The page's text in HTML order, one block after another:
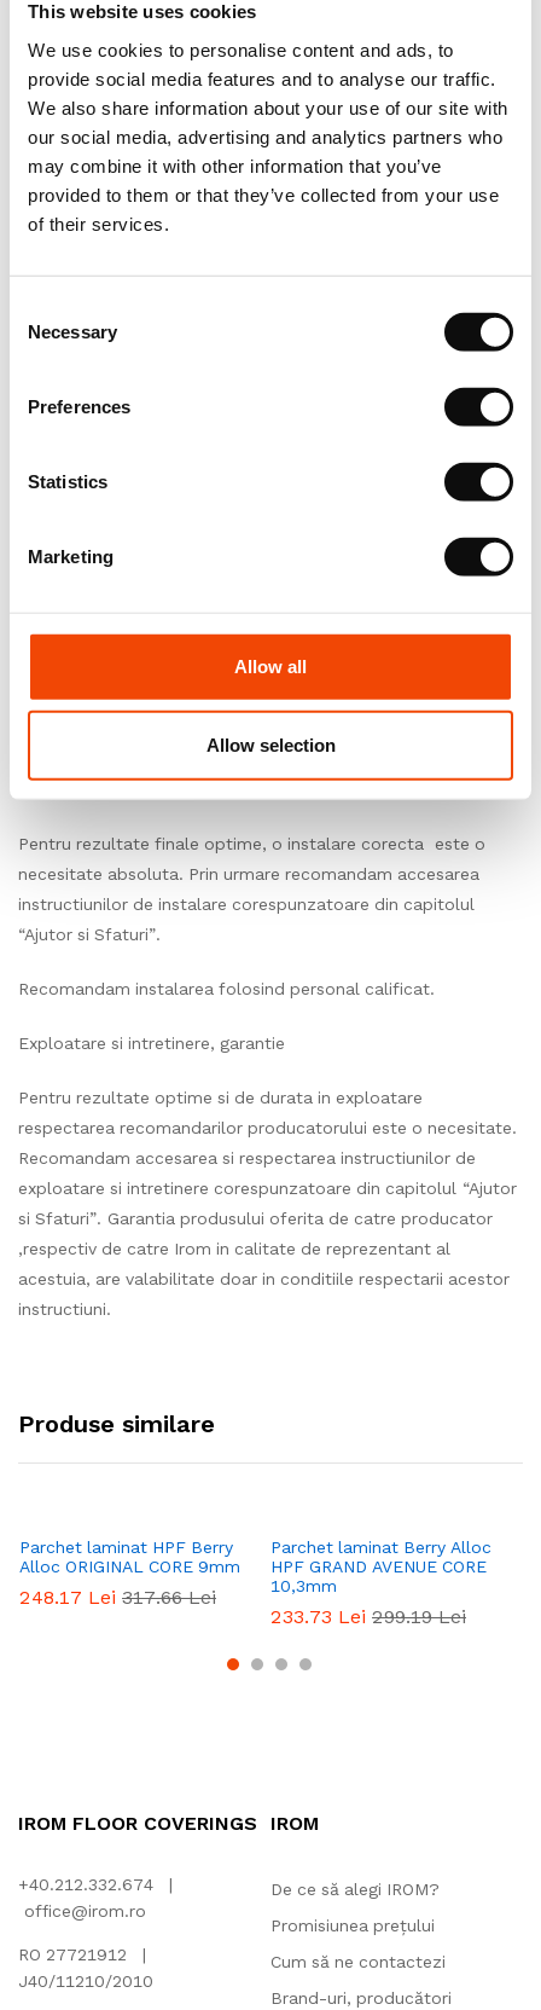
This website uses cookies
We use cookies to personalise content and ads, to
provide social media features and to analyse our traffic.
We also share information about your use of our site with
our social media, advertising and analytics partners who
may combine it with other information that you’ve
provided to them or that they’ve collected from your use
of their services.
Selection
Necessary
Preferences
Statistics
Marketing
Allow all
Allow selection
in m2(metri patrati) va fi livrata in cutii , fiecare cutie avand o
cantitate clar specificata in m2 (metri patrati/cutie). Asfel
cantitatea totala in m2(metri patrati) care se va comanda,
respectiv achizitiona, va insemna un numar intreg de cutii.
Depozitare
Puneti cutiile de parchet laminat pe o suprafata plana in
timp de cel putin 24 de ore pentru a se aclimatiza.
Inspectie
Calitatea, culoarea si numarul lotului de fabricatie sunt
mentionate de catre producator pentru fiecare produs in
este foarte important sa folositi produs din acelasi lot de
fabricatie in aceeasi incapere sau suprafata in parte. Prin
urmare, trebuie sa verificati intotdeauna produsul livrat inainte
de a incepe instalarea.
In asteptarea instalarii, depozitati placile intr-o camera
inchisa, unde temperatura este cuprinsa intre 15°C si 25°C,
umiditatea relativa ± 60%.
Pentru rezultate finale optime, o instalare corecta este o
necesitate absoluta. Prin urmare recomandam accesarea
instructiunilor de instalare corespunzatoare din capitolul
“Ajutor si Sfaturi”.
Recomandam instalarea folosind personal calificat.
Exploatare si intretinere, garantie
Pentru rezultate optime si de durata in exploatare
respectarea recomandarilor producatorului este o necesitate.
Recomandam accesarea si respectarea instructiunilor de
exploatare si intretinere corespunzatoare din capitolul “Ajutor
si Sfaturi”. Garantia produsului oferita de catre producator
,respectiv de catre Irom in calitate de reprezentant al
acestuia, are valabilitate doar in conditiile respectarii acestor
instructiuni.
Produse similare
Parchet laminat HPF Berry
Alloc ORIGINAL CORE 9mm
248.17 Lei 317.66 Lei
Parchet laminat Berry Alloc
HPF GRAND AVENUE CORE
10,3mm
233.73 Lei 299.19 Lei
IROM FLOOR COVERINGS
+40.212.332.674 |
office@irom.ro
RO 27721912 |
J40/11210/2010
IROM
De ce să alegi IROM?
Promisiunea prețului
Cum să ne contactezi
Brand-uri, producători